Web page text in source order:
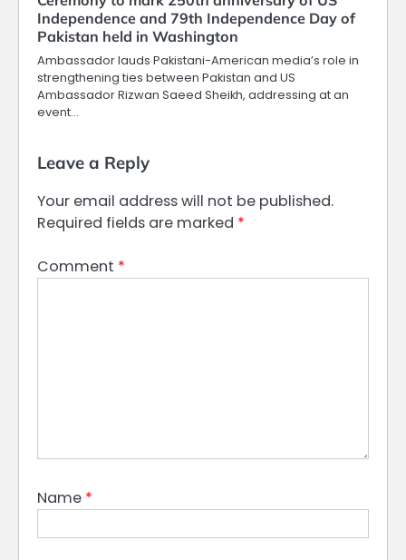
Independence and 79th Independence Day of
Pakistan held in Washington
Ambassador lauds Pakistani-American media’s role in
strengthening ties between Pakistan and US
Ambassador Rizwan Saeed Sheikh, addressing at an
event…
Leave a Reply
Your email address will not be published.
Required fields are marked *
Comment *
Name *